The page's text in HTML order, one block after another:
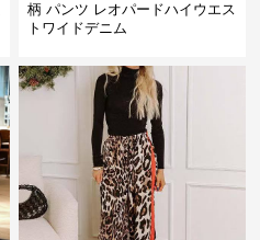
柄 パンツ レオパードハイウエス
トワイドデニム